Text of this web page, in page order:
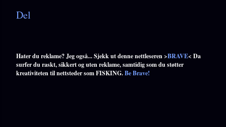
Del
Hater du reklame? Jeg også... Sjekk ut denne nettleseren >BRAVE< Da
surfer du raskt, sikkert og uten reklame, samtidig som du støtter
kreativiteten til nettsteder som FISKING.Be Brave!